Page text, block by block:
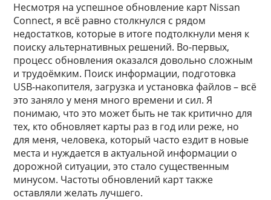
Несмотря на успешное обновление карт Nissan
Connect, я всё равно столкнулся с рядом
недостатков, которые в итоге подтолкнули меня к
поиску альтернативных решений. Во-первых,
процесс обновления оказался довольно сложным
и трудоёмким. Поиск информации, подготовка
USB-накопителя, загрузка и установка файлов – всё
это заняло у меня много времени и сил. Я
понимаю, что это может быть не так критично для
тех, кто обновляет карты раз в год или реже, но
для меня, человека, который часто ездит в новые
места и нуждается в актуальной информации о
дорожной ситуации, это стало существенным
минусом. Частоты обновлений карт также
оставляли желать лучшего.